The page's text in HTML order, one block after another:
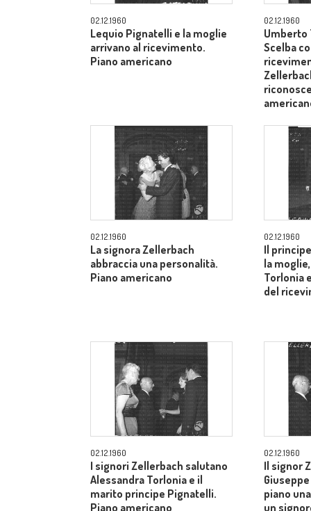
02.12.1960
Lequio Pignatelli e la moglie
arrivano al ricevimento.
Piano americano
02.12.1960
Umberto
Scelba
02.12.1960
La signora Zellerbach
abbraccia una personalità.
Piano americano
02.12.1960
Il
la
Torlonia
del
02.12.1960
I signori Zellerbach salutano
Alessandra Torlonia e il
marito principe Pignatelli.
Piano americano
02.12.1960
Il signor
piano
un